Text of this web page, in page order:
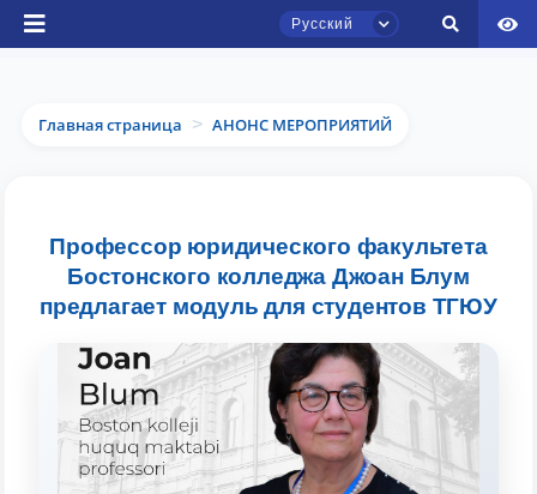
Русский
Главная страница > АНОНС МЕРОПРИЯТИЙ
Профессор юридического факультета
Бостонского колледжа Джоан Блум
предлагает модуль для студентов ТГЮУ
Онлайн
Здравствуйте! Добро пожаловать в чат
приёмной комиссии ТГЮУ.
Оставляйте здесь свои обращения по
вопросам приёма.
Выберите тему — затем появятся